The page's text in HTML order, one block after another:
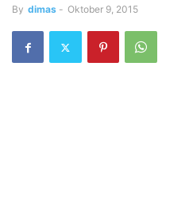
By dimas - Oktober 9, 2015